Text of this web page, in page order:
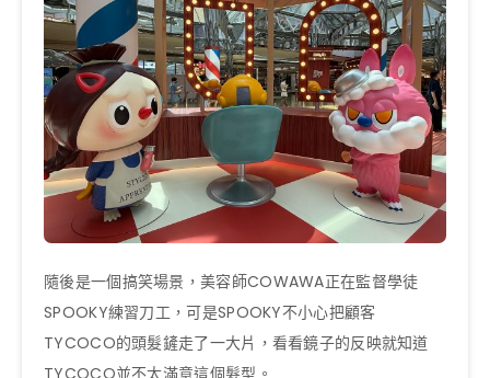
隨後是一個搞笑場景，美容師COWAWA正在監督學徒
SPOOKY練習刀工，可是SPOOKY不小心把顧客
TYCOCO的頭髮鏟走了一大片，看看鏡子的反映就知道
TYCOCO並不太滿意這個髮型。